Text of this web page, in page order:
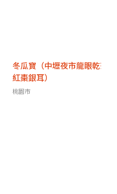
冬瓜寶（中壢夜市龍眼乾茶
紅棗銀耳）
桃園市